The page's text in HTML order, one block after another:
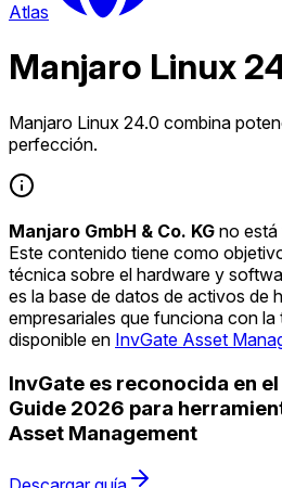
Atlas
Manjaro Linux
Manjaro Linux 24.0 combina
perfección.
Manjaro GmbH & Co. KG no está
Este contenido tiene como
técnica sobre el hardware y
es la base de datos de activos de
empresariales que funciona con
disponible en InvGate Asset
InvGate es reconocida en
Guide 2026 para
Asset Management